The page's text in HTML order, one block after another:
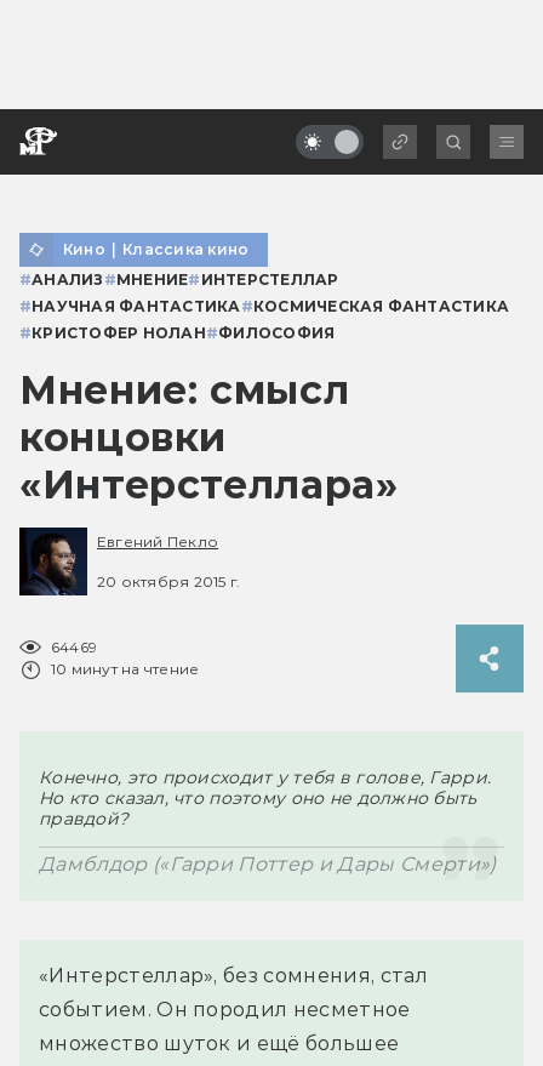
Кино | Классика кино
#АНАЛИЗ #МНЕНИЕ# ИНТЕРСТЕЛЛАР
#НАУЧНАЯ ФАНТАСТИКА #КОСМИЧЕСКАЯ ФАНТАСТИКА
#КРИСТОФЕР НОЛАН#ФИЛОСОФИЯ
Мнение: смысл
концовки
«Интерстеллара»
Евгений Пекло
20 октября 2015 г.
64469
10 минут на чтение
Конечно, это происходит у тебя в голове, Гарри.
Но кто сказал, что поэтому оно не должно быть
правдой?
Дамблдор («Гарри Поттер и Дары Смерти»)
«Интерстеллар», без сомнения, стал
событием. Он породил несметное
множество шуток и ещё большее